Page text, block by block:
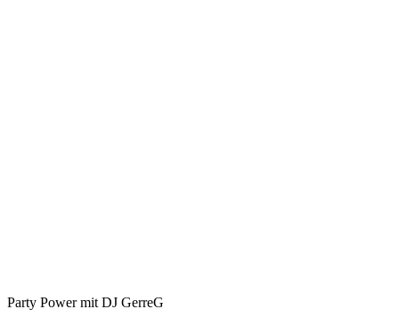
Party Power mit DJ GerreG